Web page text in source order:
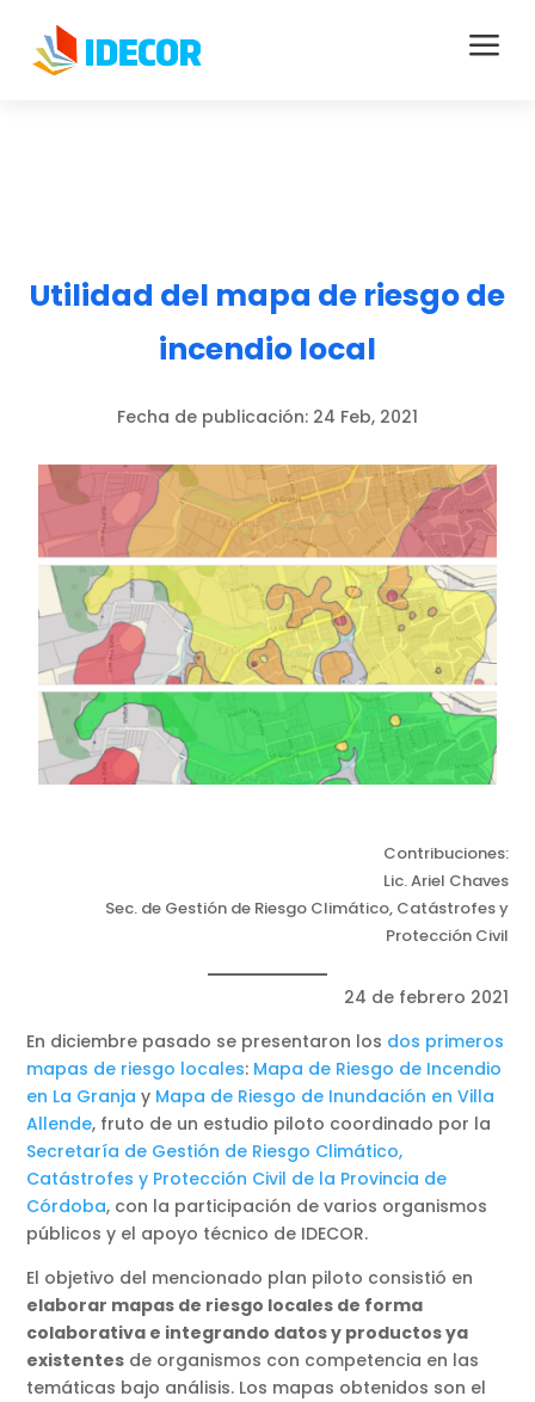
a
Utilidad del mapa de riesgo de
incendio local
Fecha de publicación: 24 Feb, 2021
Contribuciones:
Lic. Ariel Chaves
Sec. de Gestión de Riesgo Climático, Catástrofes y
Protección Civil
24 de febrero 2021
En diciembre pasado se presentaron los dos primeros
mapas de riesgo locales: Mapa de Riesgo de Incendio
en La Granja y Mapa de Riesgo de Inundación en Villa
Allende, fruto de un estudio piloto coordinado por la
Secretaría de Gestión de Riesgo Climático,
Catástrofes y Protección Civil de la Provincia de
Córdoba, con la participación de varios organismos
públicos y el apoyo técnico de IDECOR.
El objetivo del mencionado plan piloto consistió en
elaborar mapas de riesgo locales de forma
colaborativa e integrando datos y productos ya
existentes de organismos con competencia en las
temáticas bajo análisis. Los mapas obtenidos son el